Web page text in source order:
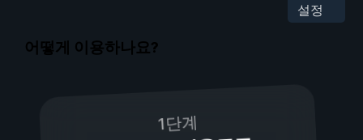
설정
어떻게 이용하나요?
1단계